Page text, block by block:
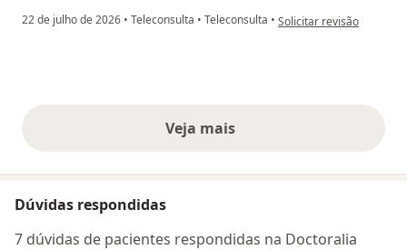
22 de julho de 2026 • Teleconsulta • Teleconsulta • na opinião do utilizador
Solicitar revisão
Veja maisopiniões acima
Dúvidas respondidas
7 dúvidas de pacientes respondidas na Doctoralia